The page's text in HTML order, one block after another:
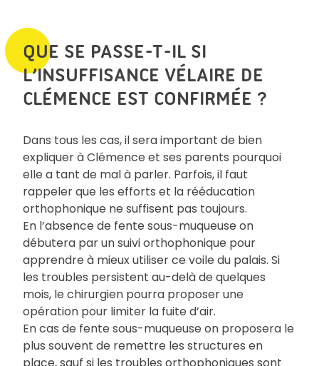
QUE SE PASSE-T-IL SI
L’INSUFFISANCE VÉLAIRE DE
CLÉMENCE EST CONFIRMÉE ?
Dans tous les cas, il sera important de bien
expliquer à Clémence et ses parents pourquoi
elle a tant de mal à parler. Parfois, il faut
rappeler que les efforts et la rééducation
orthophonique ne suffisent pas toujours.
En l’absence de fente sous-muqueuse on
débutera par un suivi orthophonique pour
apprendre à mieux utiliser ce voile du palais. Si
les troubles persistent au-delà de quelques
mois, le chirurgien pourra proposer une
opération pour limiter la fuite d’air.
En cas de fente sous-muqueuse on proposera le
plus souvent de remettre les structures en
place, sauf si les troubles orthophoniques sont